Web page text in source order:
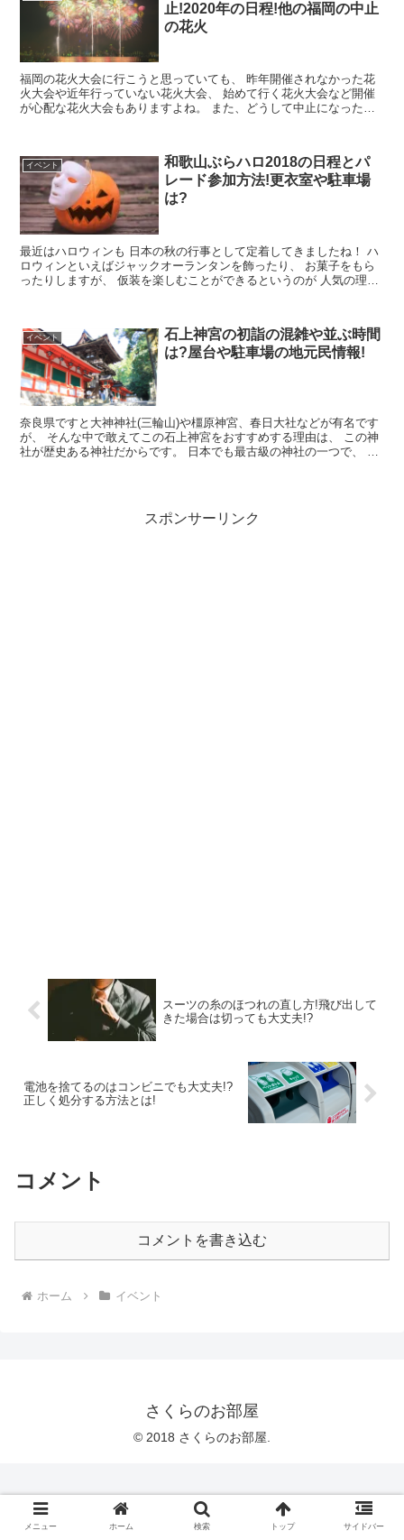
止!2020年の日程!他の福岡の中止
の花火
福岡の花火大会に行こうと思っていても、 昨年開催されなかった花
火大会や近年行っていない花火大会、 始めて行く花火大会など開催
が心配な花火大会もありますよね。 また、どうして中止になったの
イベント
和歌山ぶらハロ2018の日程とパ
レード参加方法!更衣室や駐車場
は?
最近はハロウィンも 日本の秋の行事として定着してきましたね！ ハ
ロウィンといえばジャックオーランタンを飾ったり、 お菓子をもら
ったりしますが、 仮装を楽しむことができるというのが 人気の理由
イベント
石上神宮の初詣の混雑や並ぶ時間
は?屋台や駐車場の地元民情報!
奈良県ですと大神神社(三輪山)や橿原神宮、春日大社などが有名です
が、 そんな中で敢えてこの石上神宮をおすすめする理由は、 この神
社が歴史ある神社だからです。 日本でも最古級の神社の一つで、 飛
スポンサーリンク
スーツの糸のほつれの直し方!飛び出して
きた場合は切っても大丈夫!?
電池を捨てるのはコンビニでも大丈夫!?
正しく処分する方法とは!
コメント
コメントを書き込む
ホーム イベント
さくらのお部屋
© 2018 さくらのお部屋.
メニュー ホーム 検索 トップ サイドバー